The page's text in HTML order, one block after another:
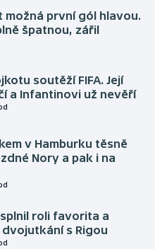
možná první gól hlavou.
špatnou, zářil
soutěží FIFA. Její
a Infantinovi už nevěří
v Hamburku těsně
Nory a pak i na
roli favorita a
s Rigou